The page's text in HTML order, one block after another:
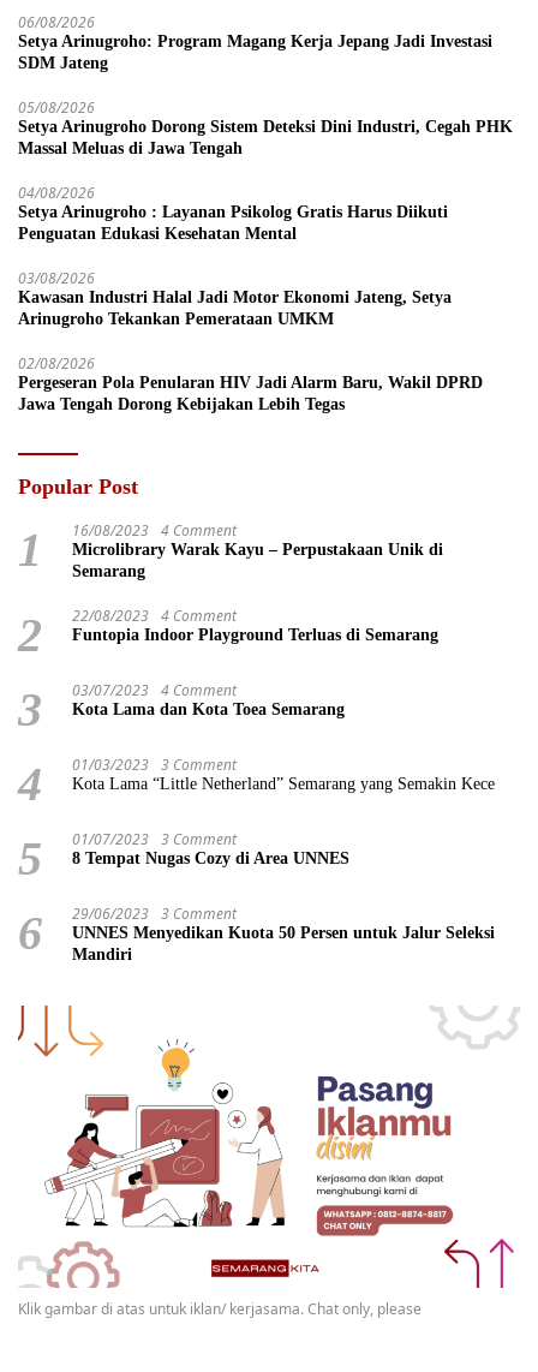
06/08/2026
Setya Arinugroho: Program Magang Kerja Jepang Jadi Investasi
SDM Jateng
05/08/2026
Setya Arinugroho Dorong Sistem Deteksi Dini Industri, Cegah PHK
Massal Meluas di Jawa Tengah
04/08/2026
Setya Arinugroho : Layanan Psikolog Gratis Harus Diikuti
Penguatan Edukasi Kesehatan Mental
03/08/2026
Kawasan Industri Halal Jadi Motor Ekonomi Jateng, Setya
Arinugroho Tekankan Pemerataan UMKM
02/08/2026
Pergeseran Pola Penularan HIV Jadi Alarm Baru, Wakil DPRD
Jawa Tengah Dorong Kebijakan Lebih Tegas
Popular Post
1 16/08/2023 4 Comment
Microlibrary Warak Kayu – Perpustakaan Unik di
Semarang
2 22/08/2023 4 Comment
Funtopia Indoor Playground Terluas di Semarang
3 03/07/2023 4 Comment
Kota Lama dan Kota Toea Semarang
4 01/03/2023 3 Comment
Kota Lama “Little Netherland” Semarang yang Semakin Kece
5 01/07/2023 3 Comment
8 Tempat Nugas Cozy di Area UNNES
6 29/06/2023 3 Comment
UNNES Menyedikan Kuota 50 Persen untuk Jalur Seleksi
Mandiri
Klik gambar di atas untuk iklan/ kerjasama. Chat only, please